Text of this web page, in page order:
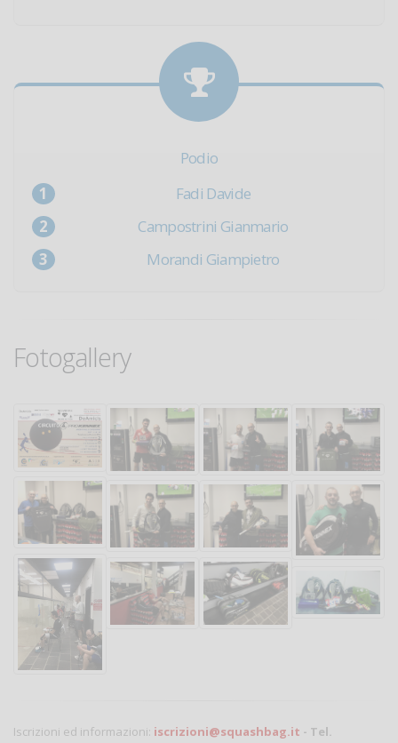
Podio
Fadi Davide
Campostrini Gianmario
Morandi Giampietro
Fotogallery
Iscrizioni ed informazioni: iscrizioni@squashbag.it - Tel.